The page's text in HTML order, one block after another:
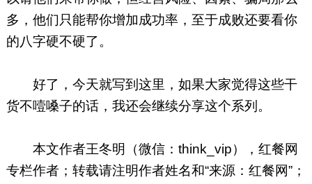
多，他们只能帮你增加成功率，至于成败还要看你
的八字硬不硬了。
好了，今天就写到这里，如果大家觉得这些干
货不噎嗓子的话，我还会继续分享这个系列。
本文作者王冬明（微信：think_vip），红餐网
专栏作者；转载请注明作者姓名和“来源：红餐网”；